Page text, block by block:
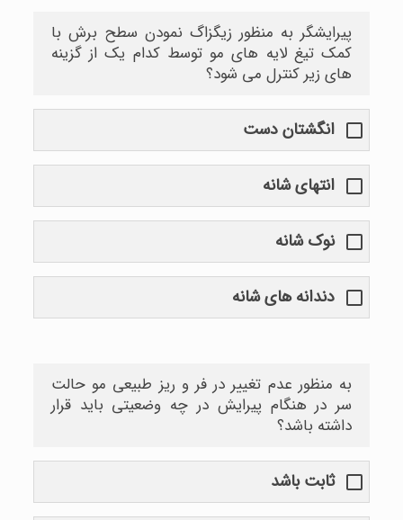
پیرایشگر به منظور زیگزاگ نمودن سطح برش با
کمک تیغ لایه های مو توسط کدام یک از گزینه
های زیر کنترل می شود؟
انگشتان دست
انتهای شانه
نوک شانه
دندانه های شانه
به منظور عدم تغییر در فر و ریز طبیعی مو حالت
سر در هنگام پیرایش در چه وضعیتی باید قرار
داشته باشد؟
ثابت باشد